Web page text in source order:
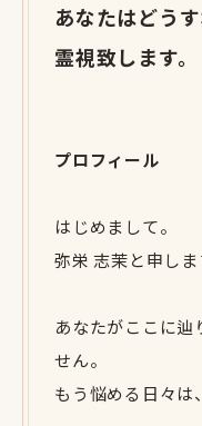
あなたはどう
霊視致します。
プロフィール
はじめまして。
弥栄 志茉と申しま
あなたがここに
せん。
もう悩める日々は